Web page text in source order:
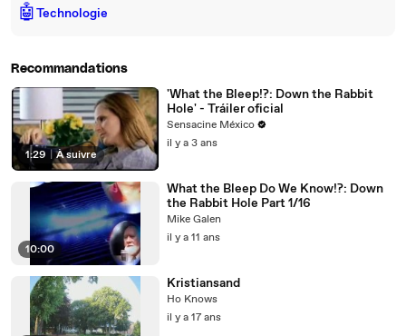
🤖Technologie
Recommandations
1:29 À suivre
'What the Bleep!?: Down the Rabbit
Hole' - Tráiler oficial
Sensacine México
il y a 3 ans
10:00
What the Bleep Do We Know!?: Down
the Rabbit Hole Part 1/16
Mike Galen
il y a 11 ans
Kristiansand
Ho Knows
il y a 17 ans